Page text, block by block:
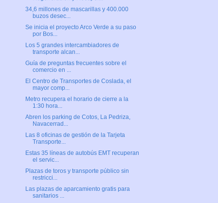
34,6 millones de mascarillas y 400.000
buzos desec...
Se inicia el proyecto Arco Verde a su paso
por Bos...
Los 5 grandes intercambiadores de
transporte alcan...
Guía de preguntas frecuentes sobre el
comercio en ...
El Centro de Transportes de Coslada, el
mayor comp...
Metro recupera el horario de cierre a la
1:30 hora...
Abren los parking de Cotos, La Pedriza,
Navacerrad...
Las 8 oficinas de gestión de la Tarjeta
Transporte...
Estas 35 líneas de autobús EMT recuperan
el servic...
Plazas de toros y transporte público sin
restricci...
Las plazas de aparcamiento gratis para
sanitarios ...